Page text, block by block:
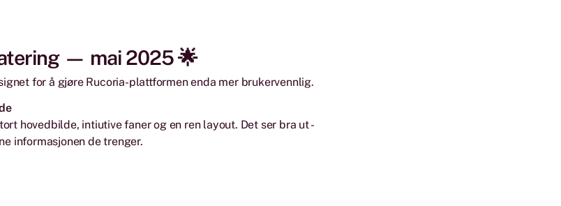
— mai 2025 🌟
for å gjøre Rucoria-plattformen enda mer brukervennlig.
hovedbilde, intiutive faner og en ren layout. Det ser bra ut -
informasjonen de trenger.